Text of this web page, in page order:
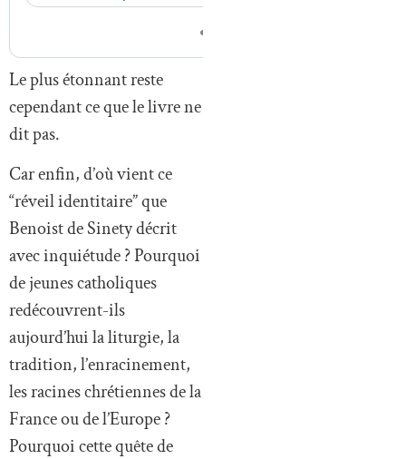
Le plus étonnant reste
cependant ce que le livre ne
dit pas.
Car enfin, d’où vient ce
“réveil identitaire” que
Benoist de Sinety décrit
avec inquiétude ? Pourquoi
de jeunes catholiques
redécouvrent-ils
aujourd’hui la liturgie, la
tradition, l’enracinement,
les racines chrétiennes de la
France ou de l’Europe ?
Pourquoi cette quête de